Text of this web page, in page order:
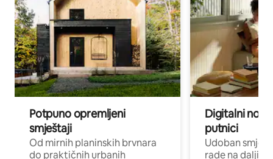
Potpuno opremljeni
smještaji
Od mirnih planinskih brvnara
do praktičnih urbanih
Digitalni
putnici
Udoban
rade na